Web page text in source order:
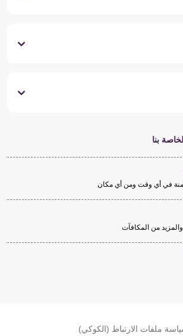
بنا
في أي وقت ومن أي مكان
من المكافآت
ملفات الارتباط (الكوكي)